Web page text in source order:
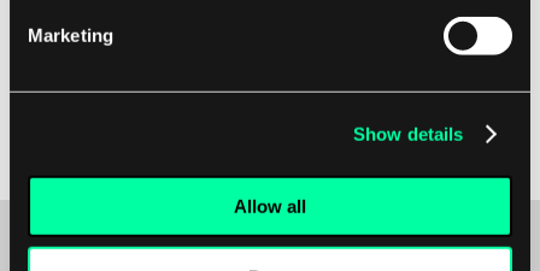
Marketing
Show details
Allow all
synkroniseringsmekanismene er avgjørende for å
skrive effektiv og trådsikker kode i